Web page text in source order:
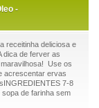
-
receitinha deliciosa e
dica de ferver as
Use os
acrescentar ervas
7-8
de farinha sem